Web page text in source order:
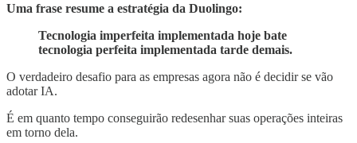
Uma frase resume a estratégia da Duolingo:
Tecnologia imperfeita implementada hoje bate
tecnologia perfeita implementada tarde demais.
O verdadeiro desafio para as empresas agora não é decidir se vão
adotar IA.
É em quanto tempo conseguirão redesenhar suas operações inteiras
em torno dela.